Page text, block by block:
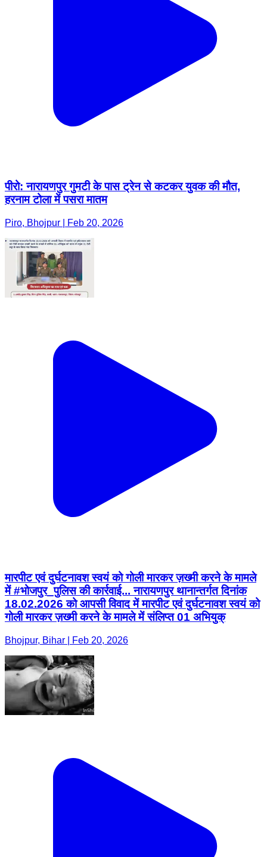
पीरो: नारायणपुर गुमटी के पास ट्रेन से कटकर युवक की मौत,
हरनाम टोला में पसरा मातम
Piro, Bhojpur | Feb 20, 2026
मारपीट एवं दुर्घटनावश स्वयं को गोली मारकर ज़ख्मी करने के मामले
में #भोजपुर_पुलिस की कार्रवाई... नारायणपुर थानान्तर्गत दिनांक
18.02.2026 को आपसी विवाद में मारपीट एवं दुर्घटनावश स्वयं को
गोली मारकर ज़ख्मी करने के मामले में संलिप्त 01 अभियुक्
Bhojpur, Bihar | Feb 20, 2026